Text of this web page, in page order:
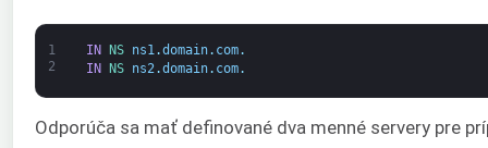
1
2
IN NS ns1.domain. com.
IN NS ns2.domain. com.
Odporúča sa mať definované dva menné servery pre